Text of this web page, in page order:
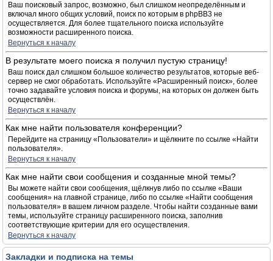
Ваш поисковый запрос, возможно, был слишком неопределённым и
включал много общих условий, поиск по которым в phpBB3 не
осуществляется. Для более тщательного поиска используйте
возможности расширенного поиска.
Вернуться к началу
В результате моего поиска я получил пустую страницу!
Ваш поиск дал слишком большое количество результатов, которые веб-
сервер не смог обработать. Используйте «Расширенный поиск», более
точно задавайте условия поиска и форумы, на которых он должен быть
осуществлён.
Вернуться к началу
Как мне найти пользователя конференции?
Перейдите на страницу «Пользователи» и щёлкните по ссылке «Найти
пользователя».
Вернуться к началу
Как мне найти свои сообщения и созданные мной темы?
Вы можете найти свои сообщения, щёлкнув либо по ссылке «Ваши
сообщения» на главной странице, либо по ссылке «Найти сообщения
пользователя» в вашем личном разделе. Чтобы найти созданные вами
темы, используйте страницу расширенного поиска, заполнив
соответствующие критерии для его осуществления.
Вернуться к началу
Закладки и подписка на темы